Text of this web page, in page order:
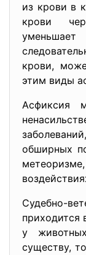
из крови в
крови
крови,
этим виды
Асфиксия
обширных
Судебно-
приходится
у
существу,